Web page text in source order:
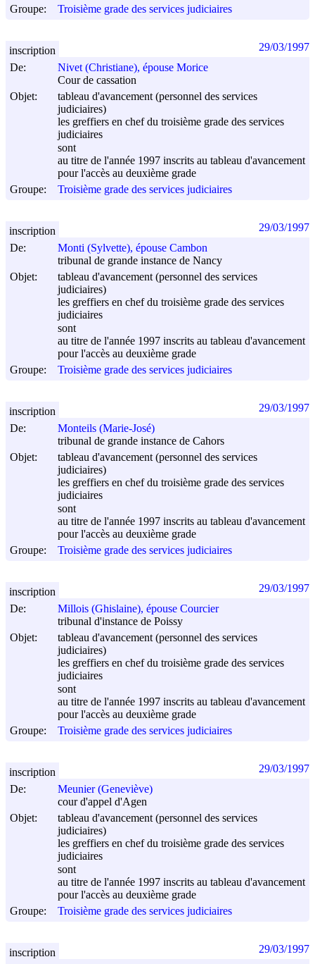
Groupe:
Troisième grade des services judiciaires
De:
Nivet (Christiane), épouse Morice
Cour de cassation
Objet:
tableau d'avancement (personnel des services
judiciaires)
les greffiers en chef du troisième grade des services
judiciaires
sont
au titre de l'année 1997 inscrits au tableau d'avancement
pour l'accès au deuxième grade
Groupe:
Troisième grade des services judiciaires
inscription 29/03/1997
De:
Monti (Sylvette), épouse Cambon
tribunal de grande instance de Nancy
Objet:
tableau d'avancement (personnel des services
judiciaires)
les greffiers en chef du troisième grade des services
judiciaires
sont
au titre de l'année 1997 inscrits au tableau d'avancement
pour l'accès au deuxième grade
Groupe:
Troisième grade des services judiciaires
inscription 29/03/1997
De:
Monteils (Marie-José)
tribunal de grande instance de Cahors
Objet:
tableau d'avancement (personnel des services
judiciaires)
les greffiers en chef du troisième grade des services
judiciaires
sont
au titre de l'année 1997 inscrits au tableau d'avancement
pour l'accès au deuxième grade
Groupe:
Troisième grade des services judiciaires
inscription 29/03/1997
De:
Millois (Ghislaine), épouse Courcier
tribunal d'instance de Poissy
Objet:
tableau d'avancement (personnel des services
judiciaires)
les greffiers en chef du troisième grade des services
judiciaires
sont
au titre de l'année 1997 inscrits au tableau d'avancement
pour l'accès au deuxième grade
Groupe:
Troisième grade des services judiciaires
inscription 29/03/1997
De:
Meunier (Geneviève)
cour d'appel d'Agen
Objet:
tableau d'avancement (personnel des services
judiciaires)
les greffiers en chef du troisième grade des services
judiciaires
sont
au titre de l'année 1997 inscrits au tableau d'avancement
pour l'accès au deuxième grade
Groupe:
Troisième grade des services judiciaires
inscription 29/03/1997
inscription 29/03/1997